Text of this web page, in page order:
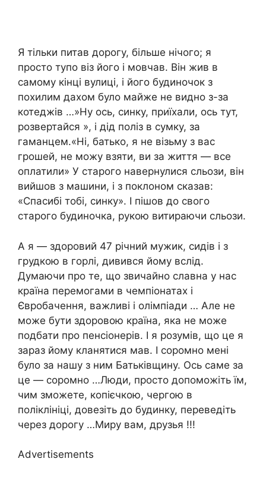
Я тільки питав дорогу, більше нічого; я
просто тупо віз його і мовчав. Він жив в
самому кінці вулиці, і його будиночок з
похилим дахом було майже не видно з-за
котеджів …»Ну ось, синку, приїхали, ось тут,
розвертайся », і дід поліз в сумку, за
гаманцем.«Ні, батько, я не візьму з вас
грошей, не можу взяти, ви за життя — все
оплатили» У старого навернулися сльози, він
вийшов з машини, і з поклоном сказав:
«Спасибі тобі, синку». І пішов до свого
старого будиночка, рукою витираючи сльози.
А я — здоровий 47 річний мужик, сидів і з
грудкою в горлі, дивився йому вслід.
Думаючи про те, що звичайно славна у нас
країна перемогами в чемпіонатах і
Євробачення, важливі і олімпіади … Але не
може бути здоровою країна, яка не може
подбати про пенсіонерів. І я розумів, що це я
зараз йому кланятися мав. І соромно мені
було за нашу з ним Батьківщину. Ось саме за
це — соромно …Люди, просто допоможіть їм,
чим зможете, копієчкою, чергою в
поліклініці, довезіть до будинку, переведіть
через дорогу …Миру вам, друзья !!!
Advertisements